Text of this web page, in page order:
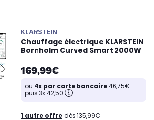
KLARSTEIN
Chauffage électrique KLARSTEIN
Bornholm Curved Smart 2000W
169,99€
ou 4x par carte bancaire46,75€
puis 3x 42,50
1 autre offre dès 135,99€